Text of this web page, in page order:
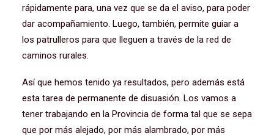
rápidamente para, una vez que se da el aviso, para poder
dar acompañamiento. Luego, también, permite guiar a
los patrulleros para que lleguen a través de la red de
caminos rurales.
Así que hemos tenido ya resultados, pero además está
esta tarea de permanente de disuasión. Los vamos a
tener trabajando en la Provincia de forma tal que se sepa
que por más alejado, por más alambrado, por más